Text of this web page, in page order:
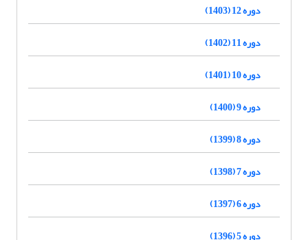
دوره 12 (1403)
دوره 11 (1402)
دوره 10 (1401)
دوره 9 (1400)
دوره 8 (1399)
دوره 7 (1398)
دوره 6 (1397)
دوره 5 (1396)